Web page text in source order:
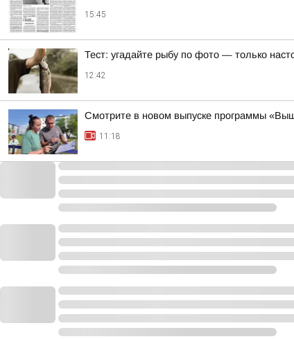
15:45
Тест: угадайте рыбу по фото — только
12:42
Смотрите в новом выпуске программы
11:18